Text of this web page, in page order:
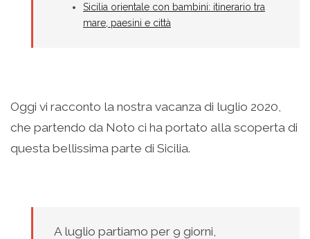
Sicilia orientale con bambini: itinerario tra
mare, paesini e città
Oggi vi racconto la nostra vacanza di luglio 2020,
che partendo da Noto ci ha portato alla scoperta di
questa bellissima parte di Sicilia.
A luglio partiamo per 9 giorni,